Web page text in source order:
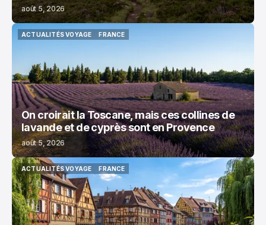
août 5, 2026
ACTUALITÉS VOYAGE
FRANCE
On croirait la Toscane, mais ces collines de
lavande et de cyprès sont en Provence
août 5, 2026
ACTUALITÉS VOYAGE
ACTUALITÉS VOYAGE
FRANCE
FRANCE